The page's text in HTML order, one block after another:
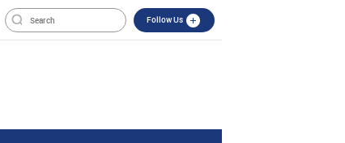
Follow Us